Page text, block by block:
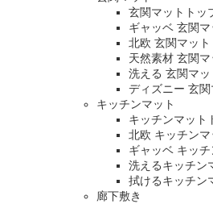
玄関マットトッ
ギャッベ 玄関マ
北欧 玄関マット
天然素材 玄関マ
洗える 玄関マッ
ディズニー 玄関
キッチンマット
キッチンマット
北欧 キッチンマ
ギャッベ キッチ
洗えるキッチン
拭けるキッチン
廊下敷き